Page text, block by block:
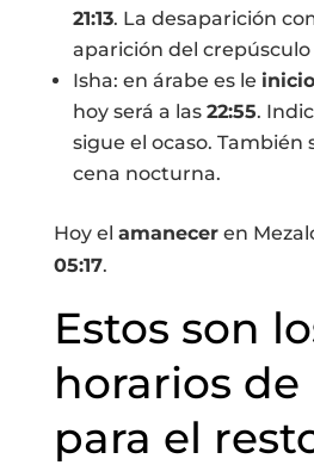
21:13. La desaparición
aparición del
Isha: en árabe es le
hoy será a las 22:55.
sigue el ocaso. También
cena nocturna.
Hoy el amaneceren
05:17.
Estos son
horarios de
para el